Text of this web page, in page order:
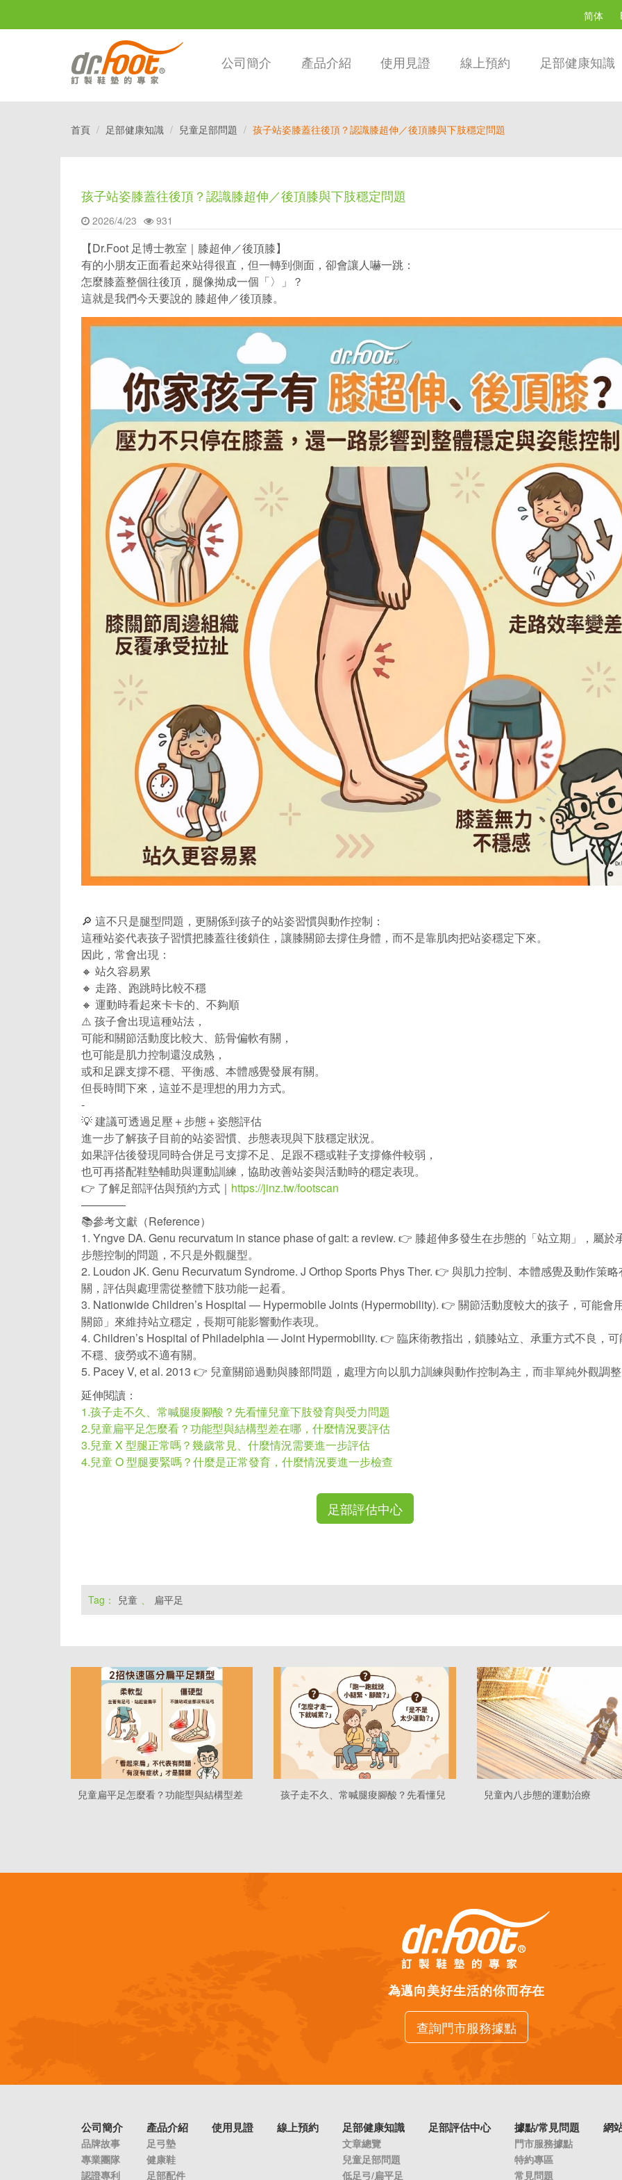
简体
公司簡介 產品介紹 使用見證 線上預約 足部健康知識
首頁 足部健康知識 兒童足部問題 孩子站姿膝蓋往後頂？認識膝超伸／後頂膝與下肢穩定問題
孩子站姿膝蓋往後頂？認識膝超伸／後頂膝與下肢穩定問題
2026/4/23 931
【Dr.Foot 足博士教室｜膝超伸／後頂膝】
有的小朋友正面看起來站得很直，但一轉到側面，卻會讓人嚇一跳：
怎麼膝蓋整個往後頂，腿像拗成一個「〉」？
這就是我們今天要說的 膝超伸／後頂膝。
🔎 這不只是腿型問題，更關係到孩子的站姿習慣與動作控制：
這種站姿代表孩子習慣把膝蓋往後鎖住，讓膝關節去撐住身體，而不是靠肌肉把站姿穩定下來。
因此，常會出現：
🔸 站久容易累
🔸 走路、跑跳時比較不穩
🔸 運動時看起來卡卡的、不夠順
⚠️ 孩子會出現這種站法，
可能和關節活動度比較大、筋骨偏軟有關，
也可能是肌力控制還沒成熟，
或和足踝支撐不穩、平衡感、本體感覺發展有關。
但長時間下來，這並不是理想的用力方式。
-
💡 建議可透過足壓＋步態＋姿態評估
進一步了解孩子目前的站姿習慣、步態表現與下肢穩定狀況。
如果評估後發現同時合併足弓支撐不足、足跟不穩或鞋子支撐條件較弱，
也可再搭配鞋墊輔助與運動訓練，協助改善站姿與活動時的穩定表現。
👉 了解足部評估與預約方式｜ https://jinz.tw/footscan
————
📚參考文獻（Reference）
1. Yngve DA. Genu recurvatum in stance phase of gait: a review. 👉 膝超伸多發生在步態的「站立期」，屬於
步態控制的問題，不只是外觀腿型。
2. Loudon JK. Genu Recurvatum Syndrome. J Orthop Sports Phys Ther. 👉 與肌力控制、本體感覺及動作策略
關，評估與處理需從整體下肢功能一起看。
3. Nationwide Children’s Hospital — Hypermobile Joints (Hypermobility). 👉 關節活動度較大的孩子，可能會
關節」來維持站立穩定，長期可能影響動作表現。
4. Children’s Hospital of Philadelphia — Joint Hypermobility. 👉 臨床衛教指出，鎖膝站立、承重方式不良，
不穩、疲勞或不適有關。
5. Pacey V, et al. 2013 👉 兒童關節過動與膝部問題，處理方向以肌力訓練與動作控制為主，而非單純外觀調整
延伸閱讀：
1.孩子走不久、常喊腿痠腳酸？先看懂兒童下肢發育與受力問題
2.兒童扁平足怎麼看？功能型與結構型差在哪，什麼情況要評估
3.兒童 X 型腿正常嗎？幾歲常見、什麼情況需要進一步評估
4.兒童 O 型腿要緊嗎？什麼是正常發育，什麼情況要進一步檢查
足部評估中心
Tag： 兒童 扁平足
兒童扁平足怎麼看？功能型與結構型差
孩子走不久、常喊腿痠腳酸？先看懂兒
兒童內八步態的運動治療
為邁向美好生活的你而存在
查詢門市服務據點
公司簡介
品牌故事
專業團隊
認證專利
產品介紹
足弓墊
健康鞋
足部配件
使用見證 線上預約 足部健康知識
文章總覽
兒童足部問題
低足弓/扁平足
足部評估中心 據點/常見問題
門市服務據點
特約專區
常見問題
網